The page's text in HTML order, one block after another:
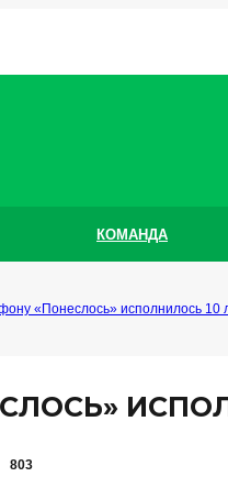
КОМАНДА
«Понеслось» исполнилось 10
803